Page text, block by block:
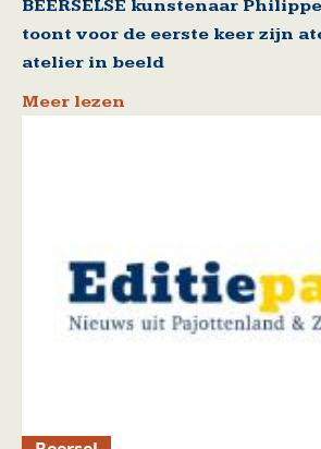
BEERSELSE kunstenaar
toont voor de eerste keer zijn
atelier in beeld
Meer lezen